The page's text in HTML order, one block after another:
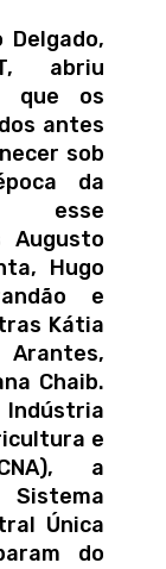
Delgado,
abriu
que os
antes
sob
da
esse
Augusto
Hugo
e
Kátia
Chaib.
Indústria
e
a
Sistema
Única
do